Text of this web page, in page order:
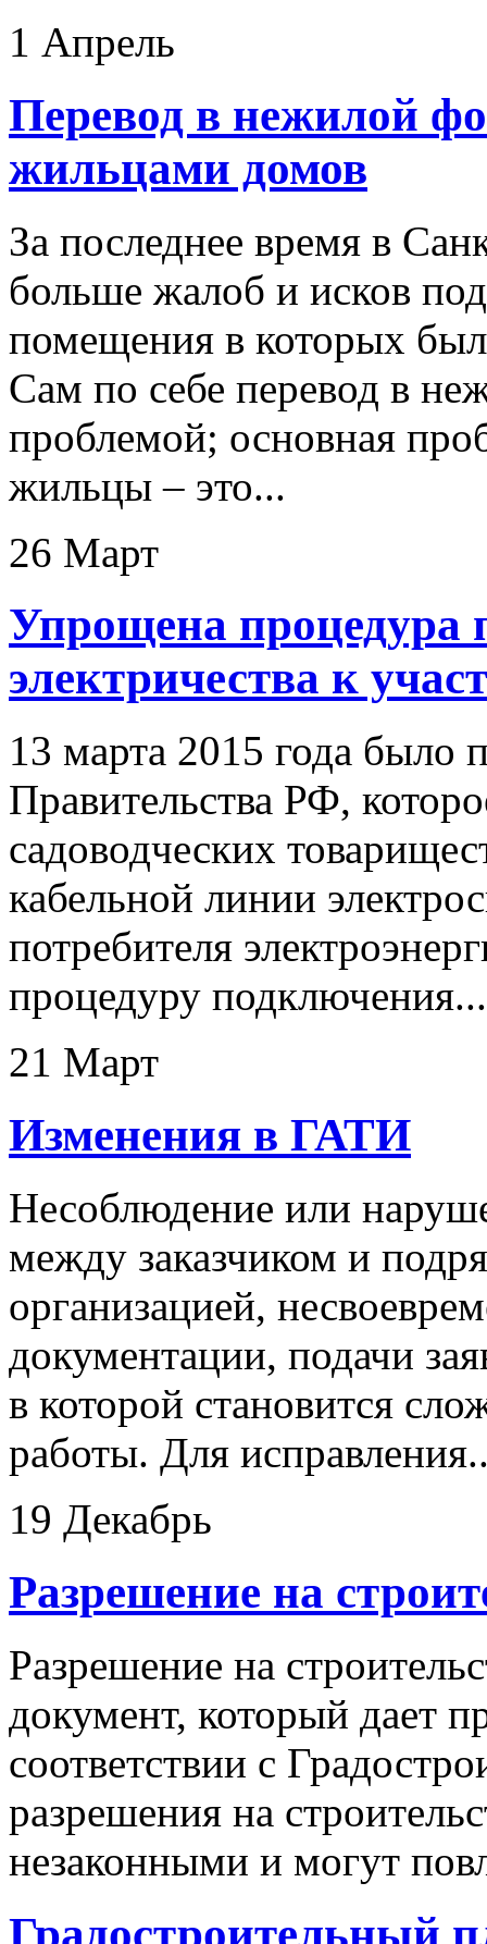
1 Апрель
Перевод в нежилой
жильцами домов
За последнее время в
больше жалоб и исков
помещения в которых
Сам по себе перевод в
проблемой; основная
жильцы – это...
26 Март
Упрощена процедура
электричества к
13 марта 2015 года было
Правительства РФ,
садоводческих
кабельной линии
потребителя
процедуру подключения...
21 Март
Изменения в ГАТИ
Несоблюдение или
между заказчиком и
организацией,
документации, подачи
в которой становится
работы. Для
19 Декабрь
Разрешение на
Разрешение на
документ, который дает
соответствии с
разрешения на
незаконными и могут
Градостроительный